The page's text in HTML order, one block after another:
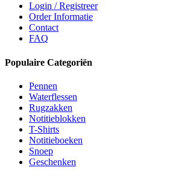
Login / Registreer
Order Informatie
Contact
FAQ
Populaire Categoriën
Pennen
Waterflessen
Rugzakken
Notitieblokken
T-Shirts
Notitieboeken
Snoep
Geschenken